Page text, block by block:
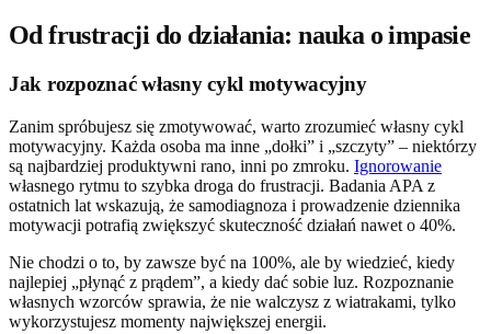
Od frustracji do działania: nauka o impasie
Jak rozpoznać własny cykl motywacyjny
Zanim spróbujesz się zmotywować, warto zrozumieć własny cykl
motywacyjny. Każda osoba ma inne „dołki” i „szczyty” – niektórzy
są najbardziej produktywni rano, inni po zmroku. Ignorowanie
własnego rytmu to szybka droga do frustracji. Badania APA z
ostatnich lat wskazują, że samodiagnoza i prowadzenie dziennika
motywacji potrafią zwiększyć skuteczność działań nawet o 40%.
Nie chodzi o to, by zawsze być na 100%, ale by wiedzieć, kiedy
najlepiej „płynąć z prądem”, a kiedy dać sobie luz. Rozpoznanie
własnych wzorców sprawia, że nie walczysz z wiatrakami, tylko
wykorzystujesz momenty największej energii.